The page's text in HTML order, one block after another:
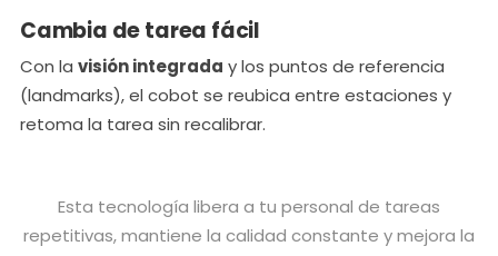
Cambia de tarea fácil
Con la visión integrada y los puntos de referencia
(landmarks), el cobot se reubica entre estaciones y
retoma la tarea sin recalibrar.
Esta tecnología libera a tu personal de tareas
repetitivas, mantiene la calidad constante y mejora la